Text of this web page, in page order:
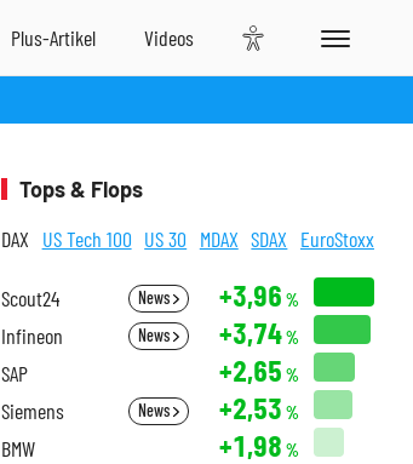
Tops & Flops
DAX US Tech 100 US 30 MDAX SDAX EuroStoxx
Scout24 News +3,96 %
Infineon News +3,74%
SAP +2,65 %
Siemens News +2,53 %
BMW +1,98 %